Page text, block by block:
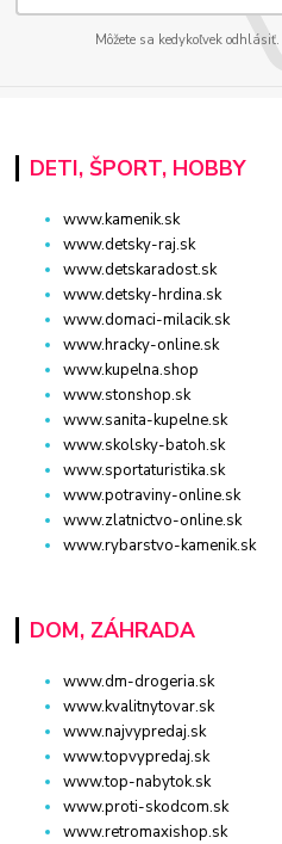
Môžete sa kedykoľvek
DETI, ŠPORT, HOBBY
www.kamenik.sk
www.detsky-raj.sk
www.detskaradost.sk
www.detsky-hrdina.sk
www.domaci-milacik.sk
www.hracky-online.sk
www.kupelna.shop
www.stonshop.sk
www.sanita-kupelne.sk
www.skolsky-batoh.sk
www.sportaturistika.sk
www.potraviny-online.sk
www.zlatnictvo-online.sk
www.rybarstvo-kamenik.sk
DOM, ZÁHRADA
www.dm-drogeria.sk
www.kvalitnytovar.sk
www.najvypredaj.sk
www.topvypredaj.sk
www.top-nabytok.sk
www.proti-skodcom.sk
www.retromaxishop.sk